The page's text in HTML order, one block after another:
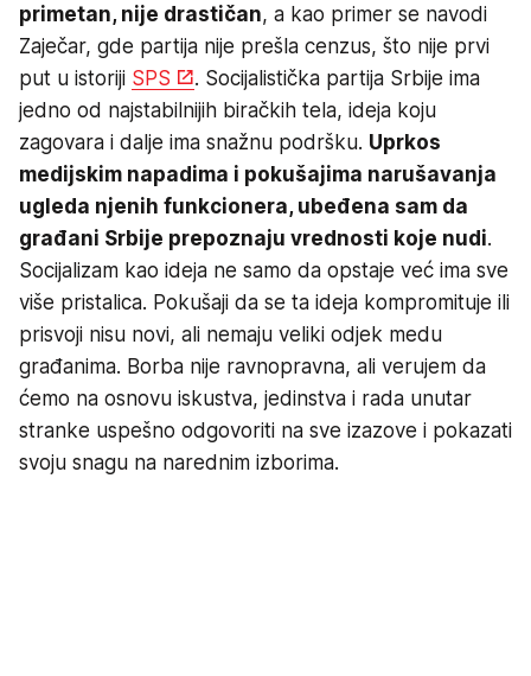
primetan, nije drastičan, a kao primer se navodi
Zaječar, gde partija nije prešla cenzus, što nije prvi
put u istoriji SPS
. Socijalistička partija Srbije ima
jedno od najstabilnijih biračkih tela, ideja koju
zagovara i dalje ima snažnu podršku. Uprkos
medijskim napadima i pokušajima narušavanja
ugleda njenih funkcionera, ubeđena sam da
građani Srbije prepoznaju vrednosti koje nudi.
Socijalizam kao ideja ne samo da opstaje već ima sve
više pristalica. Pokušaji da se ta ideja kompromituje ili
prisvoji nisu novi, ali nemaju veliki odjek medu
građanima. Borba nije ravnopravna, ali verujem da
ćemo na osnovu iskustva, jedinstva i rada unutar
stranke uspešno odgovoriti na sve izazove i pokazati
svoju snagu na narednim izborima.